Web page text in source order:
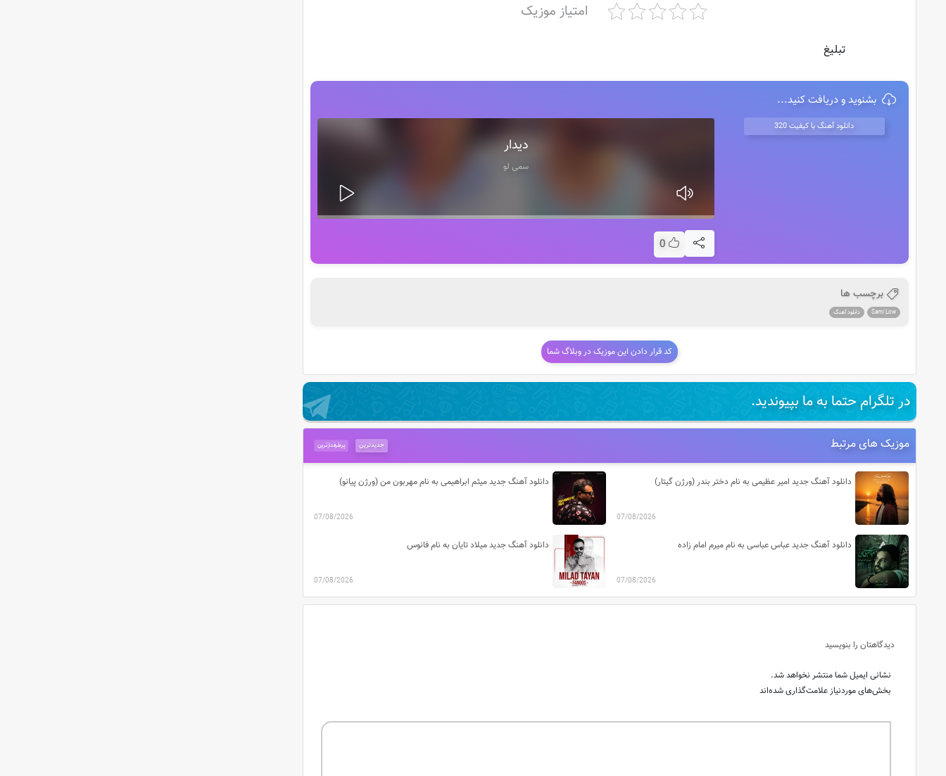
امتیاز موزیک
تبلیغ
بشنوید و دریافت کنید...
دانلود آهنگ با کیفیت 320
دیدار
سمی لو
0
برچسب ها
Sami Low دانلود آهنگ
کد قرار دادن این موزیک در وبلاگ شما
در تلگرام حتما به ما بپیوندید.
موزیک های مرتبط پرطرفدارترین جدیدترین
دانلود آهنگ جدید امیر عظیمی به نام دختر بندر (ورژن گیتار)
07/08/2026
دانلود آهنگ جدید میثم ابراهیمی به نام مهربون من (ورژن پیانو)
07/08/2026
دانلود آهنگ جدید عباس عباسی به نام میرم امام زاده
07/08/2026
دانلود آهنگ جدید میلاد تایان به نام فانوس
07/08/2026
دیدگاهتان را بنویسید
نشانی ایمیل شما منتشر نخواهد شد.
بخش‌های موردنیاز علامت‌گذاری شده‌اند